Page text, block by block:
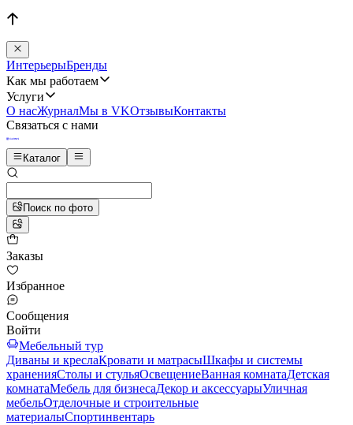
ИнтерьерыБренды
Как мы работаем
Услуги
О насЖурналМы в VKОтзывыКонтакты
Связаться с нами
Каталог
Поиск по фото
Заказы
Избранное
Сообщения
Войти
Мебельный тур
Диваны и креслаКровати и матрасыШкафы и системы
храненияСтолы и стульяОсвещениеВанная комнатаДетская
комнатаМебель для бизнесаДекор и аксессуарыУличная
мебельОтделочные и строительные
материалыСпортинвентарь